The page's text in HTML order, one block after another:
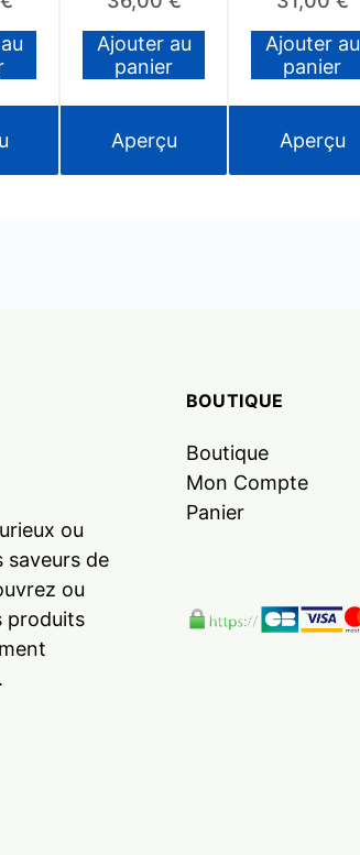
Ajouter au
panier
Aperçu
x 700ml
Ajouter au
panier
Aperçu
ou
saveurs de
ou
produits
BOUTIQUE
Boutique
Mon Compte
Panier